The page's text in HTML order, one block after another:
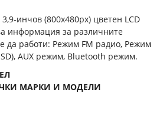
инчов (800x480px) цветен LCD
информация за различните
да работи: Режим FM радио, Режим
AUX режим, Bluetooth режим.
МАРКИ И МОДЕЛИ